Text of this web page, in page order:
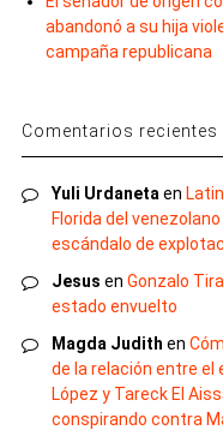
abandonó a su hija
campaña republicana
Comentarios recientes
Yuli Urdaneta en
Florida del
escándalo de
Jesus en Gonzalo
estado envuelto
Magda Judith en
de la relación entre el
López y Tareck El
conspirando contra